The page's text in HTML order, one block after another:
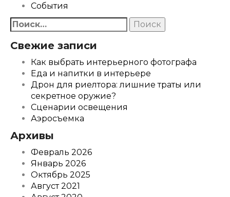
События
Найти:
Свежие записи
Как выбрать интерьерного фотографа
Еда и напитки в интерьере
Дрон для риелтора: лишние траты или
секретное оружие?
Сценарии освещения
Аэросъемка
Архивы
Февраль 2026
Январь 2026
Октябрь 2025
Август 2021